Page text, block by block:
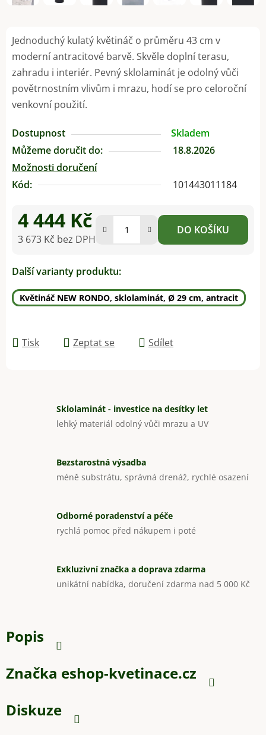
Jednoduchý kulatý květináč o průměru 43 cm v
moderní antracitové barvě. Skvěle doplní terasu,
zahradu i interiér. Pevný sklolaminát je odolný vůči
povětrnostním vlivům i mrazu, hodí se pro celoroční
venkovní použití.
Dostupnost
Skladem
Můžeme doručit do:
18.8.2026
Možnosti doručení
Kód:
101443011184
4 444 Kč
3 673 Kč bez DPH
DO KOŠÍKU
Další varianty produktu:
Květináč NEW RONDO, sklolaminát, Ø 29 cm, antracit
Tisk Zeptat se Sdílet
Sklolaminát - investice na desítky let
lehký materiál odolný vůči mrazu a UV
Bezstarostná výsadba
méně substrátu, správná drenáž, rychlé osazení
Odborné poradenství a péče
rychlá pomoc před nákupem i poté
Exkluzivní značka a doprava zdarma
unikátní nabídka, doručení zdarma nad 5 000 Kč
Popis
Značka eshop-kvetinace.cz
Diskuze